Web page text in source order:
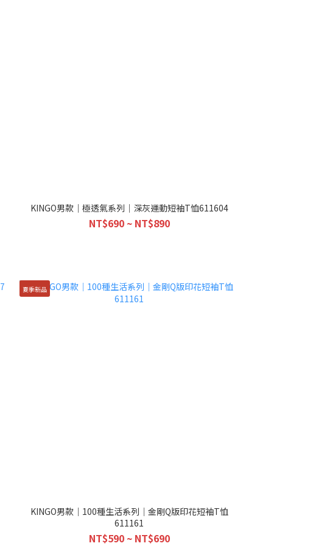
KINGO男款｜極透氣系列｜深灰運動短袖T恤611604
NT$690 ~ NT$890
夏季新品
KINGO男款｜100種生活系列｜金剛Q版印花短袖T恤
611161
NT$590 ~ NT$690